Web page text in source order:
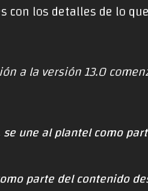
los detalles de lo
a la versión 13.0
se une al plantel como
parte del contenido